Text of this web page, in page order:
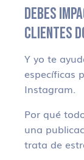
DEBES
CLIENTES
Y yo te
específicas
Instagram.
Por qué
una
trata de